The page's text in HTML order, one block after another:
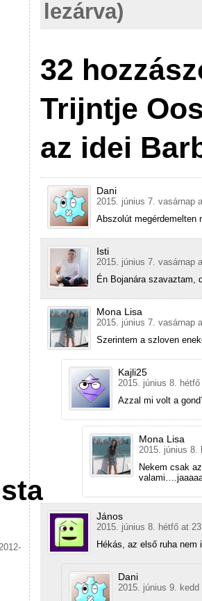
lezárva)
32
Trijntje
az idei
Dani
2015. június 7. vasárnap
Abszolút megérdemelten
Isti
2015. június 7. vasárnap
Én Bojanára szavaztam,
Mona Lisa
2015. június 7. vasárnap
Szerintem a szloven
Kajli25
2015. június 8. hétfő
Azzal mi volt a
Mona Lisa
2015. június 8.
Nekem csak
János
2015. június 8. hétfő at
Hékás, az első ruha
Dani
2015. június 9. kedd